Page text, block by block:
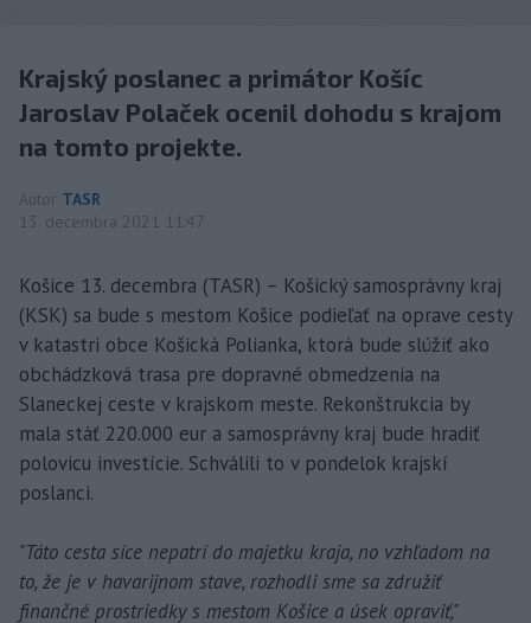
Krajský poslanec a primátor Košíc
Jaroslav Polaček ocenil dohodu s krajom
na tomto projekte.
Autor TASR
13. decembra 2021 11:47
Košice 13. decembra (TASR) – Košický samosprávny kraj
(KSK) sa bude s mestom Košice podieľať na oprave cesty
v katastri obce Košická Polianka, ktorá bude slúžiť ako
obchádzková trasa pre dopravné obmedzenia na
Slaneckej ceste v krajskom meste. Rekonštrukcia by
mala stáť 220.000 eur a samosprávny kraj bude hradiť
polovicu investície. Schválili to v pondelok krajskí
poslanci.
"Táto cesta síce nepatrí do majetku kraja, no vzhľadom na
to, že je v havarijnom stave, rozhodli sme sa združiť
finančné prostriedky s mestom Košice a úsek opraviť,"